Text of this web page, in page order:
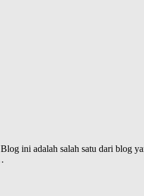
ini adalah salah satu dari blog